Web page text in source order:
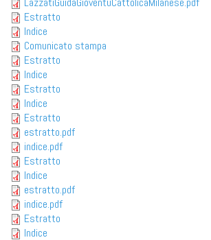
Estratto
Indice
Comunicato stampa
Estratto
Indice
Estratto
Indice
Estratto
estratto.pdf
indice.pdf
Estratto
Indice
estratto.pdf
indice.pdf
Estratto
Indice